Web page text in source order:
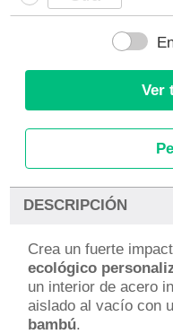
Ver
DESCRIPCIÓN
Crea un fuerte
ecológico
un interior de acero
aislado al vacío con
bambú.